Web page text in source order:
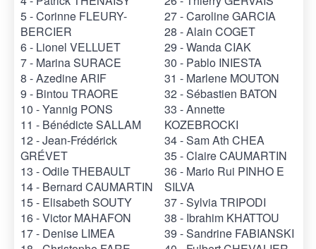
5 - Corinne FLEURY-
BERCIER
6 - Lionel VELLUET
7 - Marina SURACE
8 - Azedine ARIF
9 - Bintou TRAORE
10 - Yannig PONS
11 - Bénédicte SALLAM
12 - Jean-Frédérick
GRÉVET
13 - Odile THEBAULT
14 - Bernard CAUMARTIN
15 - Elisabeth SOUTY
16 - Victor MAHAFON
17 - Denise LIMEA
27 - Caroline GARCIA
28 - Alain COGET
29 - Wanda CIAK
30 - Pablo INIESTA
31 - Marlene MOUTON
32 - Sébastien BATON
33 - Annette
KOZEBROCKI
34 - Sam Ath CHEA
35 - Claire CAUMARTIN
36 - Mario Rui PINHO E
SILVA
37 - Sylvia TRIPODI
38 - Ibrahim KHATTOU
39 - Sandrine FABIANSKI